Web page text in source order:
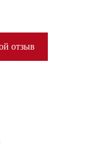
отзыв